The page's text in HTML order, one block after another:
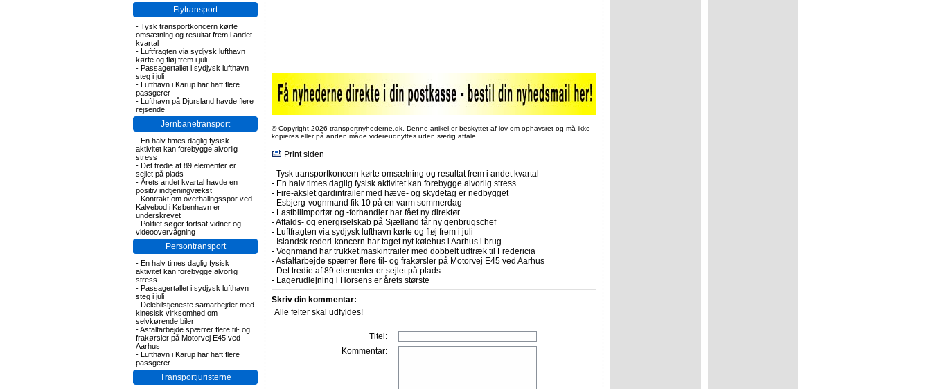
Flytransport
- Tysk transportkoncern kørte
omsætning og resultat frem i andet
kvartal
- Luftfragten via sydjysk lufthavn
kørte og fløj frem i juli
- Passagertallet i sydjysk lufthavn
steg i juli
- Lufthavn i Karup har haft flere
passgerer
- Lufthavn på Djursland havde flere
rejsende
Jernbanetransport
- En halv times daglig fysisk
aktivitet kan forebygge alvorlig
stress
- Det tredie af 89 elementer er
sejlet på plads
- Årets andet kvartal havde en
positiv indtjeningvækst
- Kontrakt om overhalingsspor ved
Kalvebod i København er
underskrevet
- Politiet søger fortsat vidner og
videoovervågning
Persontransport
- En halv times daglig fysisk
aktivitet kan forebygge alvorlig
stress
- Passagertallet i sydjysk lufthavn
steg i juli
- Delebilstjeneste samarbejder med
kinesisk virksomhed om
selvkørende biler
-Asfaltarbejde spærrer flere til- og
frakørsler på Motorvej E45 ved
Aarhus
- Lufthavn i Karup har haft flere
passgerer
Transportjuristerne
© Copyright 2026 transportnyhederne.dk. Denne artikel er beskyttet af lov om ophavsret og må ikke
kopieres eller på anden måde videreudnyttes uden særlig aftale.
Print siden
- Tysk transportkoncern kørte omsætning og resultat frem i andet kvartal
- En halv times daglig fysisk aktivitet kan forebygge alvorlig stress
- Fire-akslet gardintrailer med hæve- og skydetag er nedbygget
- Esbjerg-vognmand fik 10 på en varm sommerdag
- Lastbilimportør og -forhandler har fået ny direktør
-Affalds- og energiselskab på Sjælland får ny genbrugschef
- Luftfragten via sydjysk lufthavn kørte og fløj frem i juli
- Islandsk rederi-koncern har taget nyt kølehus i Aarhus i brug
- Vognmand har trukket maskintrailer med dobbelt udtræk til Fredericia
-Asfaltarbejde spærrer flere til- og frakørsler på Motorvej E45 ved Aarhus
- Det tredie af 89 elementer er sejlet på plads
- Lagerudlejning i Horsens er årets største
Skriv din kommentar:
Alle felter skal udfyldes!
Titel:
Kommentar: